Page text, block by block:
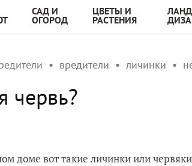
САД И
ОГОРОД
ЦВЕТЫ И
РАСТЕНИЯ
вредители личинки
червь?
доме вот такие личинки или